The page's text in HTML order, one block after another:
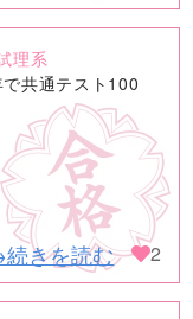
理系
共通テスト100
きを読む 2